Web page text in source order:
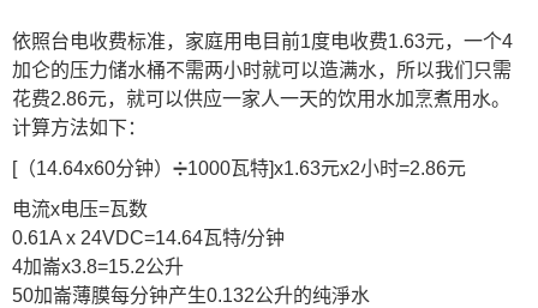
依照台电收费标准，家庭用电目前1度电收费1.63元，一个4
加仑的压力储水桶不需两小时就可以造满水，所以我们只需
花费2.86元，就可以供应一家人一天的饮用水加烹煮用水。
计算方法如下：
[（14.64x60分钟）➗1000瓦特]x1.63元x2小时=2.86元
电流x电压=瓦数
0.61A x 24VDC=14.64瓦特/分钟
4加崙x3.8=15.2公升
50加崙薄膜每分钟产生0.132公升的纯淨水